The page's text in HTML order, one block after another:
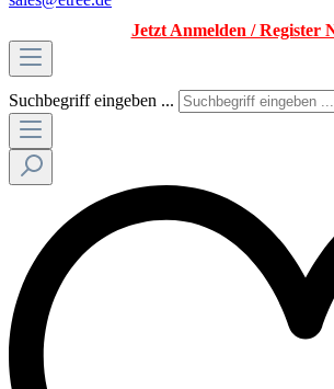
Jetzt Anmelden / Register
Suchbegriff eingeben ...